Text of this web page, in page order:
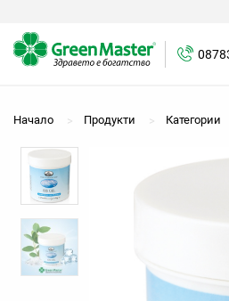
Начало Продукти Категории